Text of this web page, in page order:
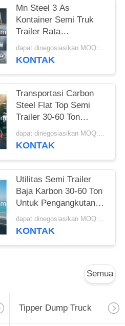
Mn Steel 3 As
Kontainer Semi Truk
Trailer Rata
Mengangkut Barang
Berat
dapat dinegosiasikan MOQ:1 unit
KONTAK
Transportasi Carbon
Steel Flat Top Semi
Trailer 30-60 Ton
Trailer Semi Grain
dapat dinegosiasikan MOQ:1 unit
KONTAK
Utilitas Semi Trailer
Baja Karbon 30-60 Ton
Untuk Pengangkutan
Barang Khusus
dapat dinegosiasikan MOQ:1 unit
KONTAK
Semua
Tipper Dump Truck